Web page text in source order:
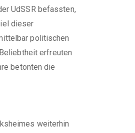
UdSSR befassten,
dieser
politischen
erfreuten
betonten die
weiterhin